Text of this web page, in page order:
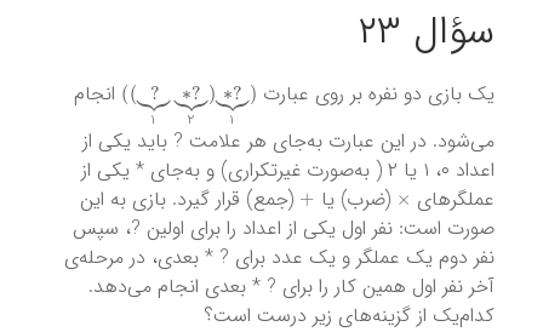
سؤال ۲۳
یک بازی دو نفره بر روی عبارت (
?
⏟
1
∗
?
∗ ⏟
1
انجام
می‌شود. در این عبارت به‌جای هر علامت ? باید یکی از
اعداد ۰، ۱ یا ۲ ( به‌صورت غیرتکراری) و به‌جای * یکی از
عملگرهای
(ضرب) یا + (جمع) قرار گیرد. بازی به این
صورت است: نفر اول یکی از اعداد را برای اولین ?، سپس
نفر دوم یک عملگر و یک عدد برای ? * بعدی، در مرحله‌ی
آخر نفر اول همین کار را برای ? * بعدی انجام می‌دهد.
کدام‌یک از گزینه‌های زیر درست است؟